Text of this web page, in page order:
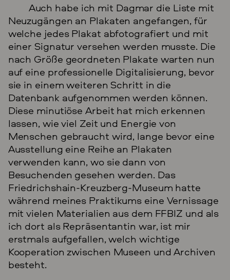
Auch habe ich mit Dagmar die Liste mit
Neuzugängen an Plakaten angefangen, für
welche jedes Plakat abfotografiert und mit
einer Signatur versehen werden musste. Die
nach Größe geordneten Plakate warten nun
auf eine professionelle Digitalisierung, bevor
sie in einem weiteren Schritt in die
Datenbank aufgenommen werden können.
Diese minutiöse Arbeit hat mich erkennen
lassen, wie viel Zeit und Energie von
Menschen gebraucht wird, lange bevor eine
Ausstellung eine Reihe an Plakaten
verwenden kann, wo sie dann von
Besuchenden gesehen werden. Das
Friedrichshain-Kreuzberg-Museum hatte
während meines Praktikums eine Vernissage
mit vielen Materialien aus dem FFBIZ und als
ich dort als Repräsentantin war, ist mir
erstmals aufgefallen, welch wichtige
Kooperation zwischen Museen und Archiven
besteht.